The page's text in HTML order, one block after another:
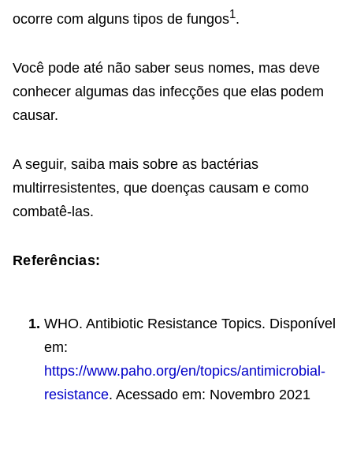
ocorre com alguns tipos de fungos1.
Você pode até não saber seus nomes, mas deve
conhecer algumas das infecções que elas podem
causar.
A seguir, saiba mais sobre as bactérias
multirresistentes, que doenças causam e como
combatê-las.
Referências:
WHO. Antibiotic Resistance Topics. Disponível
em:
https://www.paho.org/en/topics/antimicrobial-
resistance. Acessado em: Novembro 2021